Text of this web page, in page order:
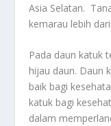
Asia Selatan.
kemarau lebih
Pada daun katuk
hijau daun. Daun
baik bagi
katuk bagi
dalam